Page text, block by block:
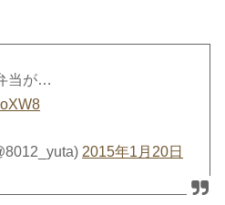
当が…
2015年1月20日